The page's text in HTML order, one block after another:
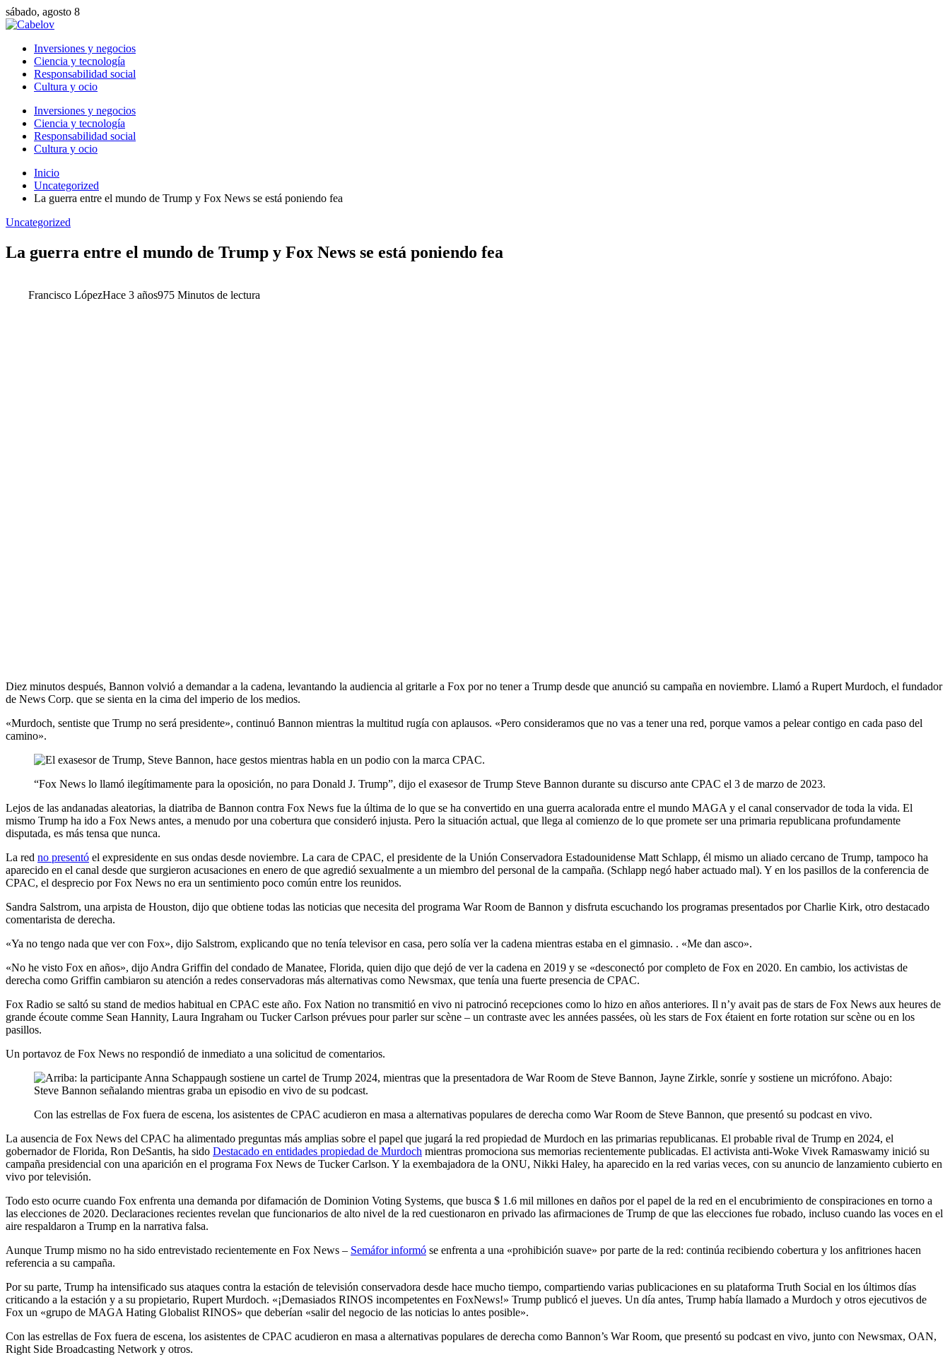
sábado, agosto 8
Inversiones y negocios
Ciencia y tecnología
Responsabilidad social
Cultura y ocio
Inversiones y negocios
Ciencia y tecnología
Responsabilidad social
Cultura y ocio
Inicio
Uncategorized
La guerra entre el mundo de Trump y Fox News se está poniendo fea
Uncategorized
La guerra entre el mundo de Trump y Fox News se está poniendo fea
Francisco LópezHace 3 años975 Minutos de lectura
Diez minutos después, Bannon volvió a demandar a la cadena, levantando la audiencia al gritarle a Fox por no tener a Trump desde que anunció su campaña en noviembre. Llamó a Rupert Murdoch, el fundador
de News Corp. que se sienta en la cima del imperio de los medios.
«Murdoch, sentiste que Trump no será presidente», continuó Bannon mientras la multitud rugía con aplausos. «Pero consideramos que no vas a tener una red, porque vamos a pelear contigo en cada paso del
camino».
“Fox News lo llamó ilegítimamente para la oposición, no para Donald J. Trump”, dijo el exasesor de Trump Steve Bannon durante su discurso ante CPAC el 3 de marzo de 2023.
Lejos de las andanadas aleatorias, la diatriba de Bannon contra Fox News fue la última de lo que se ha convertido en una guerra acalorada entre el mundo MAGA y el canal conservador de toda la vida. El
mismo Trump ha ido a Fox News antes, a menudo por una cobertura que consideró injusta. Pero la situación actual, que llega al comienzo de lo que promete ser una primaria republicana profundamente
disputada, es más tensa que nunca.
La red no presentó el expresidente en sus ondas desde noviembre. La cara de CPAC, el presidente de la Unión Conservadora Estadounidense Matt Schlapp, él mismo un aliado cercano de Trump, tampoco ha
aparecido en el canal desde que surgieron acusaciones en enero de que agredió sexualmente a un miembro del personal de la campaña. (Schlapp negó haber actuado mal). Y en los pasillos de la conferencia de
CPAC, el desprecio por Fox News no era un sentimiento poco común entre los reunidos.
Sandra Salstrom, una arpista de Houston, dijo que obtiene todas las noticias que necesita del programa War Room de Bannon y disfruta escuchando los programas presentados por Charlie Kirk, otro destacado
comentarista de derecha.
«Ya no tengo nada que ver con Fox», dijo Salstrom, explicando que no tenía televisor en casa, pero solía ver la cadena mientras estaba en el gimnasio. . «Me dan asco».
«No he visto Fox en años», dijo Andra Griffin del condado de Manatee, Florida, quien dijo que dejó de ver la cadena en 2019 y se «desconectó por completo de Fox en 2020. En cambio, los activistas de
derecha como Griffin cambiaron su atención a redes conservadoras más alternativas como Newsmax, que tenía una fuerte presencia de CPAC.
Fox Radio se saltó su stand de medios habitual en CPAC este año. Fox Nation no transmitió en vivo ni patrocinó recepciones como lo hizo en años anteriores. Il n’y avait pas de stars de Fox News aux heures de
grande écoute comme Sean Hannity, Laura Ingraham ou Tucker Carlson prévues pour parler sur scène – un contraste avec les années passées, où les stars de Fox étaient en forte rotation sur scène ou en los
pasillos.
Un portavoz de Fox News no respondió de inmediato a una solicitud de comentarios.
Con las estrellas de Fox fuera de escena, los asistentes de CPAC acudieron en masa a alternativas populares de derecha como War Room de Steve Bannon, que presentó su podcast en vivo.
La ausencia de Fox News del CPAC ha alimentado preguntas más amplias sobre el papel que jugará la red propiedad de Murdoch en las primarias republicanas. El probable rival de Trump en 2024, el
gobernador de Florida, Ron DeSantis, ha sido Destacado en entidades propiedad de Murdoch mientras promociona sus memorias recientemente publicadas. El activista anti-Woke Vivek Ramaswamy inició su
campaña presidencial con una aparición en el programa Fox News de Tucker Carlson. Y la exembajadora de la ONU, Nikki Haley, ha aparecido en la red varias veces, con su anuncio de lanzamiento cubierto en
vivo por televisión.
Todo esto ocurre cuando Fox enfrenta una demanda por difamación de Dominion Voting Systems, que busca $ 1.6 mil millones en daños por el papel de la red en el encubrimiento de conspiraciones en torno a
las elecciones de 2020. Declaraciones recientes revelan que funcionarios de alto nivel de la red cuestionaron en privado las afirmaciones de Trump de que las elecciones fue robado, incluso cuando las voces en el
aire respaldaron a Trump en la narrativa falsa.
Aunque Trump mismo no ha sido entrevistado recientemente en Fox News – Semáfor informó se enfrenta a una «prohibición suave» por parte de la red: continúa recibiendo cobertura y los anfitriones hacen
referencia a su campaña.
Por su parte, Trump ha intensificado sus ataques contra la estación de televisión conservadora desde hace mucho tiempo, compartiendo varias publicaciones en su plataforma Truth Social en los últimos días
criticando a la estación y a su propietario, Rupert Murdoch. «¡Demasiados RINOS incompetentes en FoxNews!» Trump publicó el jueves. Un día antes, Trump había llamado a Murdoch y otros ejecutivos de
Fox un «grupo de MAGA Hating Globalist RINOS» que deberían «salir del negocio de las noticias lo antes posible».
Con las estrellas de Fox fuera de escena, los asistentes de CPAC acudieron en masa a alternativas populares de derecha como Bannon’s War Room, que presentó su podcast en vivo, junto con Newsmax, OAN,
Right Side Broadcasting Network y otros.